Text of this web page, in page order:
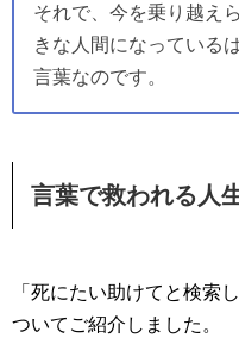
それで、今を乗り越え
きな人間になっている
言葉なのです。
言葉で救われる人
「死にたい助けてと検索
ついてご紹介しました。